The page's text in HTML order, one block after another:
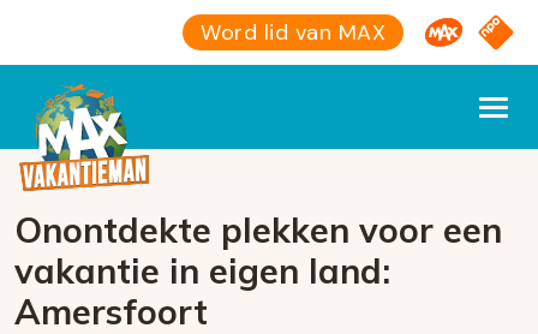
Word lid van MAX Omroep
NPO
Onontdekte plekken voor een
vakantie in eigen land:
Amersfoort